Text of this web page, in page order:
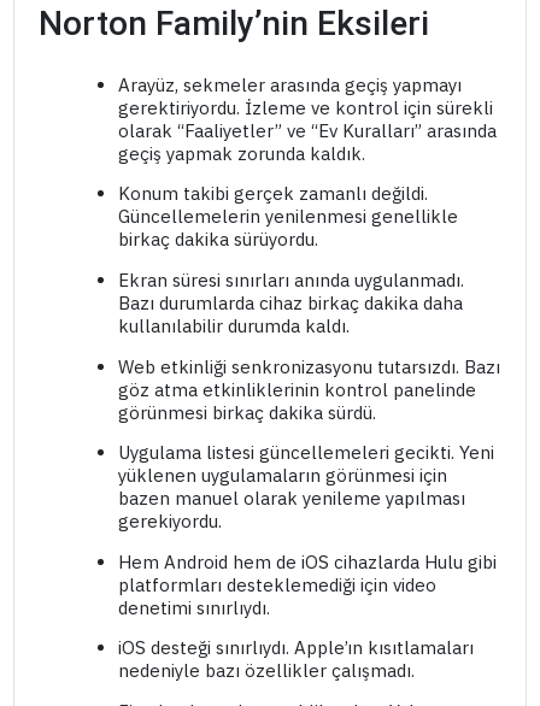
Norton Family’nin Eksileri
Arayüz, sekmeler arasında geçiş yapmayı
gerektiriyordu. İzleme ve kontrol için sürekli
olarak “Faaliyetler” ve “Ev Kuralları” arasında
geçiş yapmak zorunda kaldık.
Konum takibi gerçek zamanlı değildi.
Güncellemelerin yenilenmesi genellikle
birkaç dakika sürüyordu.
Ekran süresi sınırları anında uygulanmadı.
Bazı durumlarda cihaz birkaç dakika daha
kullanılabilir durumda kaldı.
Web etkinliği senkronizasyonu tutarsızdı. Bazı
göz atma etkinliklerinin kontrol panelinde
görünmesi birkaç dakika sürdü.
Uygulama listesi güncellemeleri gecikti. Yeni
yüklenen uygulamaların görünmesi için
bazen manuel olarak yenileme yapılması
gerekiyordu.
Hem Android hem de iOS cihazlarda Hulu gibi
platformları desteklemediği için video
denetimi sınırlıydı.
iOS desteği sınırlıydı. Apple’ın kısıtlamaları
nedeniyle bazı özellikler çalışmadı.